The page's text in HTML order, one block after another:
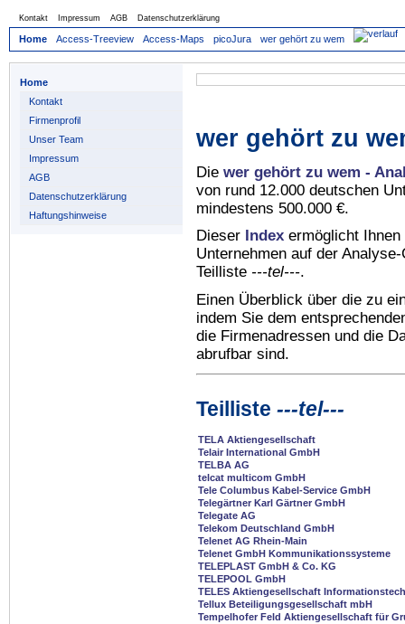
Kontakt Impressum AGB Datenschutzerklärung
Home Access-Treeview Access-Maps picoJura wer gehört zu wem
Home
Kontakt
Firmenprofil
Unser Team
Impressum
AGB
Datenschutzerklärung
Haftungshinweise
wer gehört zu
Die wer gehört zu wem -
von rund 12.000 deutschen
mindestens 500.000 €.
Dieser Index ermöglicht
Unternehmen auf der
Teilliste ---tel---.
Einen Überblick über die zu
indem Sie dem
die Firmenadressen und die
abrufbar sind.
Teilliste ---tel---
TELA Aktiengesellschaft
Telair International GmbH
TELBA AG
telcat multicom GmbH
Tele Columbus Kabel-Service GmbH
Telegärtner Karl Gärtner GmbH
Telegate AG
Telekom Deutschland GmbH
Telenet AG Rhein-Main
Telenet GmbH Kommunikationssysteme
TELEPLAST GmbH & Co. KG
TELEPOOL GmbH
TELES Aktiengesellschaft
Tellux Beteiligungsgesellschaft mbH
Tempelhofer Feld Aktiengesellschaft für